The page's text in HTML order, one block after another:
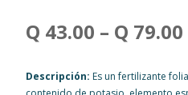
Q 43.00 – Q 79.00
Descripción: Es un fertilizante